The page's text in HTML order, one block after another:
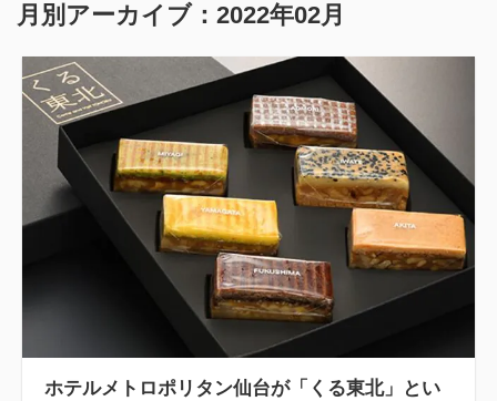
月別アーカイブ：2022年02月
ホテルメトロポリタン仙台が「くる東北」とい